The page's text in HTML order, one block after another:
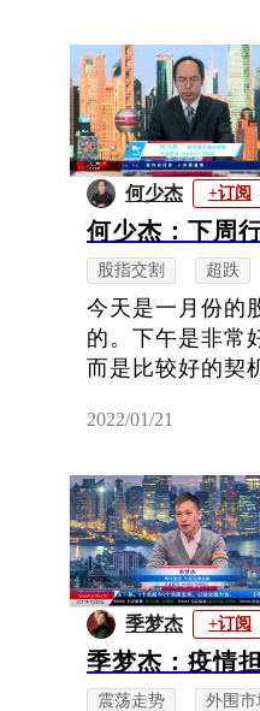
何少杰 +订阅
何少杰：下周
股指交割 超跌
今天是一月份的
的。下午是非常
而是比较好的契
2022/01/21
季梦杰 +订阅
季梦杰：疫情
震荡走势 外围市